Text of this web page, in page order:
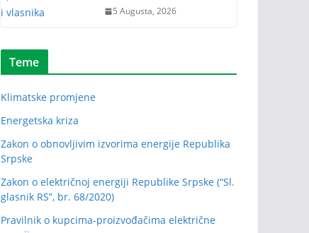
5 Augusta, 2026
Teme
Klimatske promjene
Energetska kriza
Zakon o obnovljivim izvorima energije Republika
Srpske
Zakon o električnoj energiji Republike Srpske (“Sl.
glasnik RS”, br. 68/2020)
Pravilnik o kupcima-proizvođačima električne